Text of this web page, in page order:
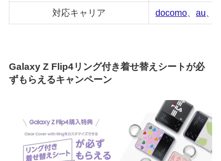
対応キャリア docomo、au、
Galaxy Z Flip4リング付き着せ替えシートが必
ずもらえるキャンペーン